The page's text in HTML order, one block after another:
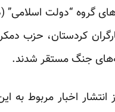
گروه “دولت
کردستان، حزب
جنگ مستقر شدند.
اخبار مربوط به